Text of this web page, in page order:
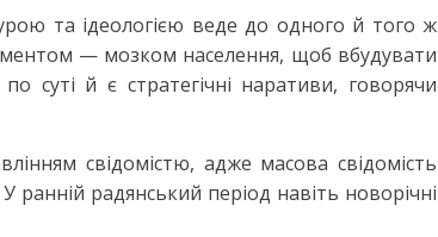
та ідеологією веде до одного й того ж
— мозком населення, щоб вбудувати
суті й є стратегічні наративи, говорячи
свідомістю, адже масова свідомість
ранній радянський період навіть новорічні